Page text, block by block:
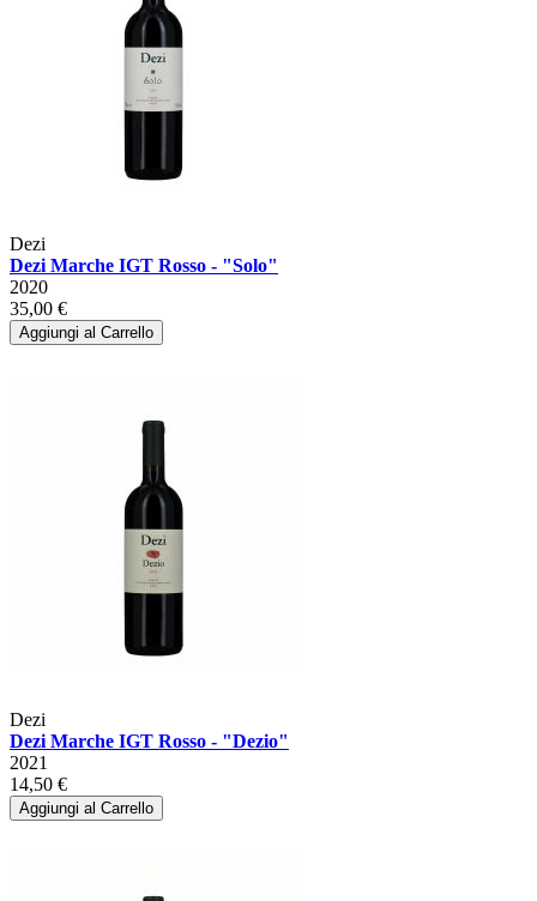
Dezi
Dezi Marche IGT Rosso - "Solo"
2020
35,00 €
Aggiungi al Carrello
Dezi
Dezi Marche IGT Rosso - "Dezio"
2021
14,50 €
Aggiungi al Carrello